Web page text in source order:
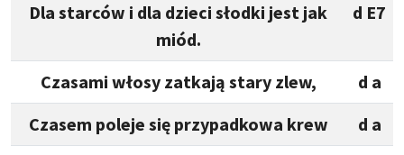
Dla starców i dla dzieci słodki jest jak
miód.
d E7
Czasami włosy zatkają stary zlew,
d a
Czasem poleje się przypadkowa krew
d a